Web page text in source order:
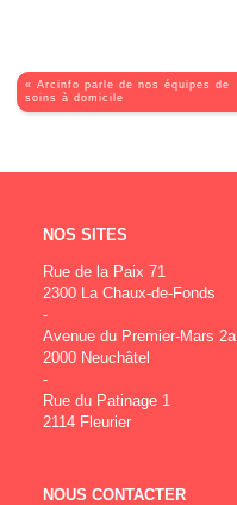
« Arcinfo parle de nos équipes de
soins à domicile
NOS SITES
Rue de la Paix 71
2300 La Chaux-de-Fonds
-
Avenue du Premier-Mars 2a
2000 Neuchâtel
-
Rue du Patinage 1
2114 Fleurier
NOUS CONTACTER